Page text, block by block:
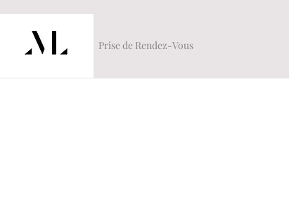
Prise de Rendez-Vous